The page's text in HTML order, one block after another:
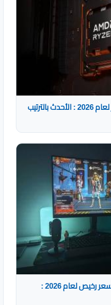
أفضل معالجات AMD للكمبيوتر لعام 2026 : الأحدث بالترتيب
أفضل كمبيوتر مكتبي للألعاب بسعر رخيص لعام 2026 :